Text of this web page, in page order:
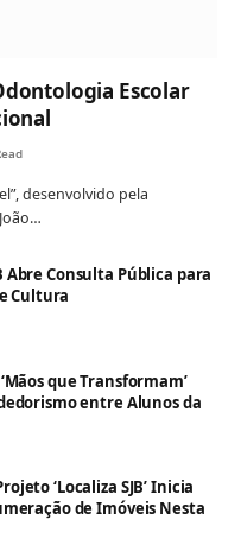
Escolar
desenvolvido pela
Abre Consulta Pública para
Cultura
que Transformam’
entre Alunos da
‘Localiza SJB’ Inicia
de Imóveis Nesta